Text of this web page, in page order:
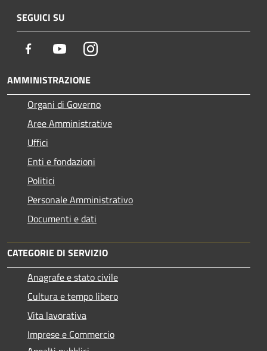
SEGUICI SU
Facebook YoutubeInstagram
AMMINISTRAZIONE
Organi di Governo
Aree Amministrative
Uffici
Enti e fondazioni
Politici
Personale Amministrativo
Documenti e dati
CATEGORIE DI SERVIZIO
Anagrafe e stato civile
Cultura e tempo libero
Vita lavorativa
Imprese e Commercio